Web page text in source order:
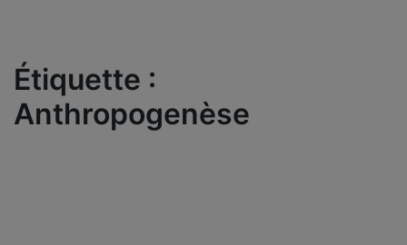
Étiquette :
Anthropogenèse